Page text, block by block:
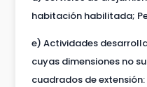
habitación habilitada;
e) Actividades
cuyas dimensiones no
cuadrados de